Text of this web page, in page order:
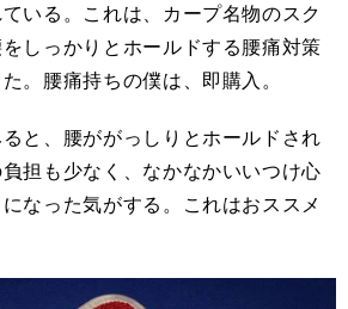
いる。これは、カープ名物のスク
しっかりとホールドする腰痛対策
。腰痛持ちの僕は、即購入。
と、腰ががっしりとホールドされ
担も少なく、なかなかいいつけ心
なった気がする。これはおススメ